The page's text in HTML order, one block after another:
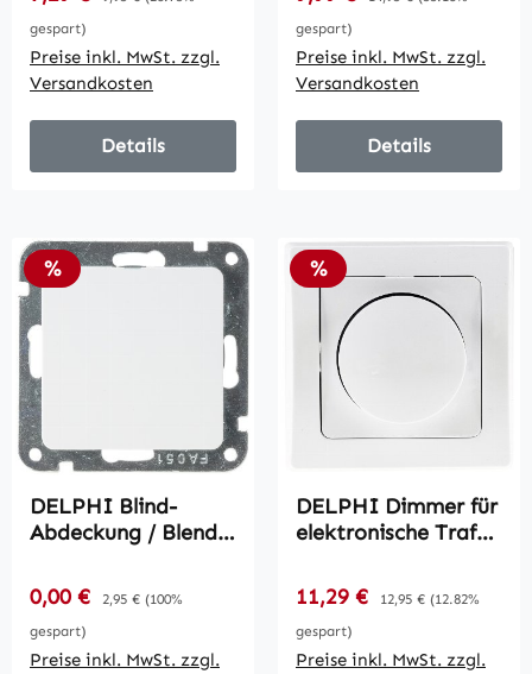
Unterputz, 2-Draht
gespart)
Preise inkl. MwSt. zzgl.
Versandkosten
Details
Unterputz, 3-Draht
gespart)
Preise inkl. MwSt. zzgl.
Versandkosten
Details
Rabatt
%
DELPHI Blind-
Abdeckung / Blende,
Verkaufspreis:
0,00 € Regulärer Preis:
2,95 € (100%
gespart)
Preise inkl. MwSt. zzgl.
Rabatt
%
DELPHI Dimmer für
elektronische Trafos
Rahmen, UP, weiß
Verkaufspreis:
11,29 € Regulärer Preis:
12,95 € (12.82%
gespart)
Preise inkl. MwSt. zzgl.